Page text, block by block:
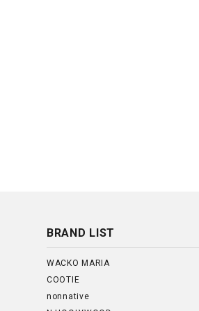
BRAND LIST
WACKO MARIA
COOTIE
nonnative